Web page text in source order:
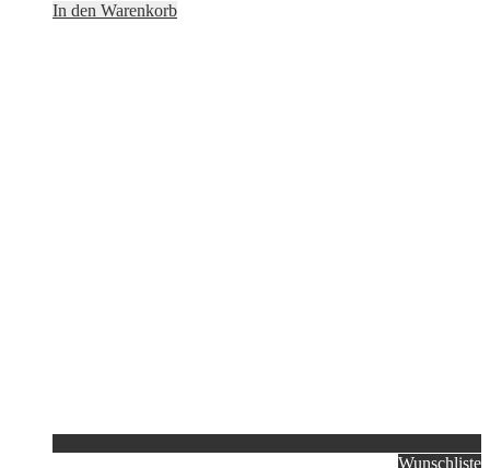
In den Warenkorb
Wunschliste